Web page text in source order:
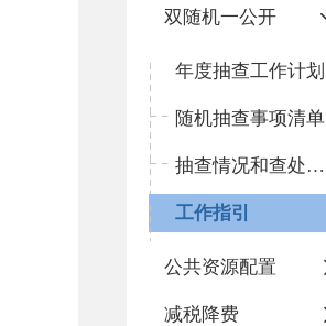
双随机一公开
年度抽查工作计划
随机抽查事项清单
抽查情况和查处结果
工作指引
公共资源配置
减税降费